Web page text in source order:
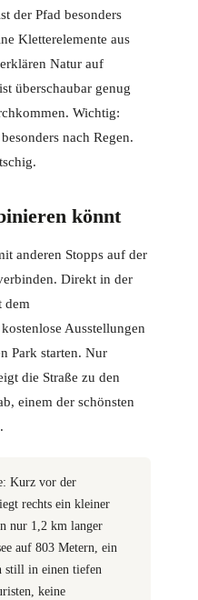
der Pfad besonders
Kletterelemente aus
Natur auf
überschaubar genug
Wichtig:
nach Regen.
könnt
anderen Stopps auf der
Direkt in der
dem
Ausstellungen
Park starten. Nur
die Straße zu den
einem der schönsten
Kurz vor der
rechts ein kleiner
nur 1,2 km langer
auf 803 Metern, ein
still in einen tiefen
keine